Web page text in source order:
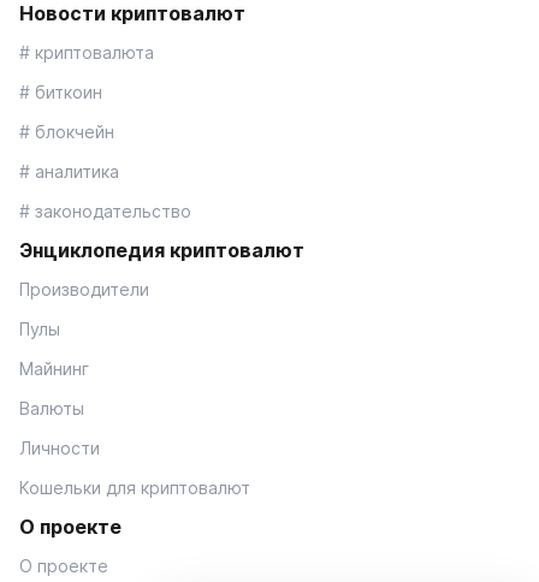
Новости криптовалют
# криптовалюта
# биткоин
# блокчейн
# аналитика
# законодательство
Энциклопедия криптовалют
Производители
Пулы
Майнинг
Валюты
Личности
Кошельки для криптовалют
О проекте
О проекте